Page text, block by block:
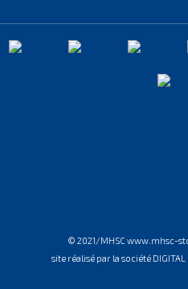
© 2021/MHSC www.mhsc-
site réalisé par la société